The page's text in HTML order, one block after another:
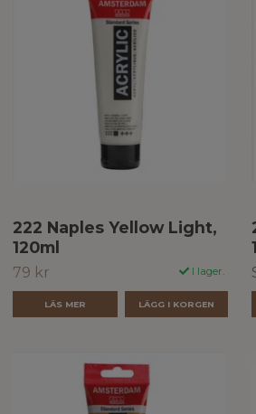
222 Naples Yellow Light,
120ml
79 kr I lager.
LÄS MER